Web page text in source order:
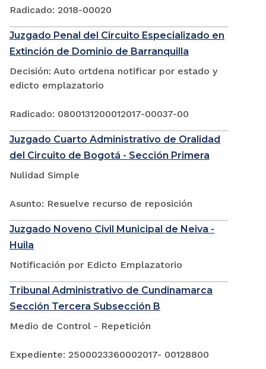
Radicado: 2018-00020
Juzgado Penal del Circuito Especializado en
Extinción de Dominio de Barranquilla
Decisión: Auto ortdena notificar por estado y
edicto emplazatorio
Radicado: 0800131200012017-00037-00
Juzgado Cuarto Administrativo de Oralidad
del Circuito de Bogotá - Sección Primera
Nulidad Simple
Asunto: Resuelve recurso de reposición
Juzgado Noveno Civil Municipal de Neiva -
Huila
Notificación por Edicto Emplazatorio
Tribunal Administrativo de Cundinamarca
Sección Tercera Subsección B
Medio de Control - Repetición
Expediente: 2500023360002017- 00128800